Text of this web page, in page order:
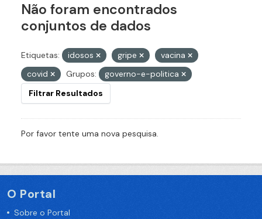
Não foram encontrados
conjuntos de dados
Etiquetas: idosos gripe
vacina
covid
Grupos:
governo-e-politica
Filtrar Resultados
Por favor tente uma nova pesquisa.
O Portal
Sobre o Portal